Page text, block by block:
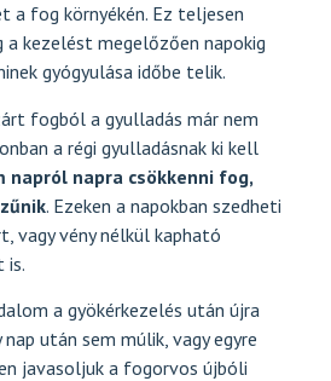
a fog környékén. Ez teljesen
a kezelést megelőzően napokig
gyógyulása időbe telik.
fogból a gyulladás már nem
a régi gyulladásnak ki kell
napról napra csökkenni fog,
. Ezeken a napokban szedheti
vény nélkül kapható
is.
a gyökérkezelés után újra
után sem múlik, vagy egyre
javasoljuk a fogorvos újbóli